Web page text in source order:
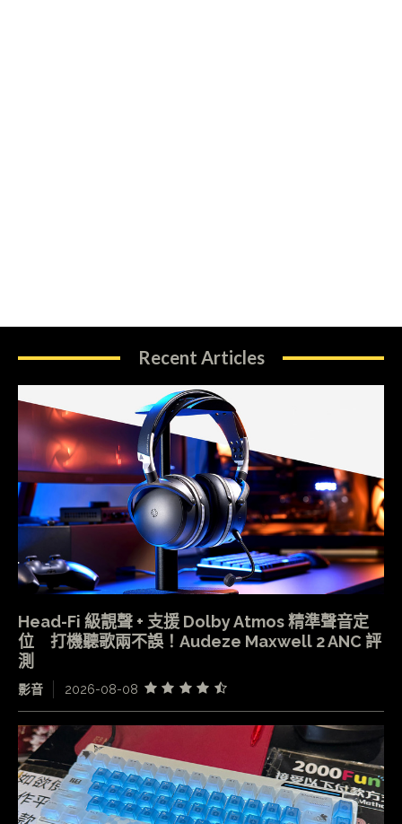
Recent Articles
Head-Fi 級靚聲 + 支援 Dolby Atmos 精準聲音定
位 打機聽歌兩不誤！Audeze Maxwell 2 ANC 評
測
影音 2026-08-08